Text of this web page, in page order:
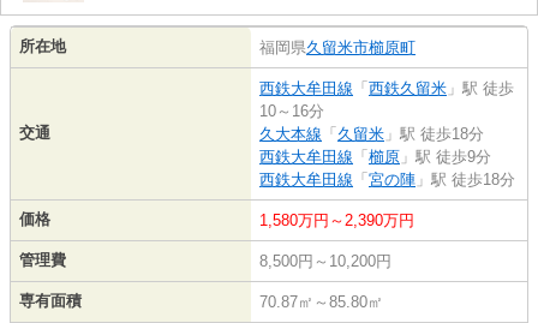
所在地 福岡県久留米市櫛原町
交通
西鉄大牟田線 「 西鉄久留米 」駅 徒歩
10～16分
久大本線 「 久留米 」駅 徒歩18分
西鉄大牟田線 「 櫛原 」駅 徒歩9分
西鉄大牟田線 「 宮の陣 」駅 徒歩18分
価格 1,580万円～2,390万円
管理費 8,500円～10,200円
専有面積 70.87㎡～85.80㎡